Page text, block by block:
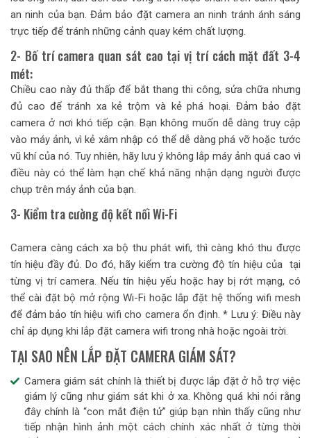
an ninh của bạn. Đảm bảo đặt camera an ninh tránh ánh sáng
trực tiếp để tránh những cảnh quay kém chất lượng.
2- Bố trí camera quan sát cao tại vị trí cách mặt đất 3-4
mét:
Chiều cao này đủ thấp để bắt thang thi công, sửa chữa nhưng
đủ cao để tránh xa kẻ trộm và kẻ phá hoại. Đảm bảo đặt
camera ở nơi khó tiếp cận. Bạn không muốn dễ dàng truy cập
vào máy ảnh, vì kẻ xâm nhập có thể dễ dàng phá vỡ hoặc tước
vũ khí của nó. Tuy nhiên, hãy lưu ý không lắp máy ảnh quá cao vì
điều này có thể làm hạn chế khả năng nhận dạng người được
chụp trên máy ảnh của bạn.
3- Kiểm tra cường độ kết nối Wi-Fi
Camera càng cách xa bộ thu phát wifi, thì càng khó thu được
tín hiệu đầy đủ. Do đó, hãy kiểm tra cường độ tín hiệu của tại
từng vị trí camera. Nếu tín hiệu yếu hoặc hay bị rớt mạng, có
thể cài đặt bộ mở rộng Wi-Fi hoặc lắp đặt hệ thống wifi mesh
để đảm bảo tín hiệu wifi cho camera ổn định. * Lưu ý: Điều này
chỉ áp dụng khi lắp đặt camera wifi trong nhà hoặc ngoài trời.
TẠI SAO NÊN LẮP ĐẶT CAMERA GIÁM SÁT?
Camera giám sát chính là thiết bị được lắp đặt ở hỗ trợ việc
giám lý cũng như giám sát khi ở xa. Không quá khi nói rằng
đây chính là “con mắt điện tử” giúp bạn nhìn thấy cũng như
tiếp nhận hình ảnh một cách chính xác nhất ở từng thời